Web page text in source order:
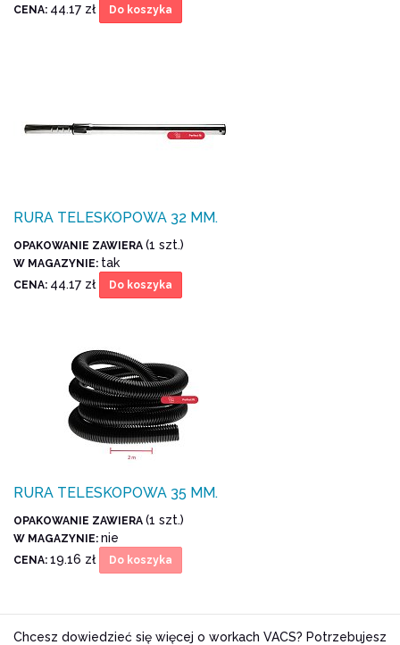
CENA: 44.17 zł Do koszyka
RURA TELESKOPOWA 32 MM.
OPAKOWANIE ZAWIERA (1 szt.)
W MAGAZYNIE: tak
CENA: 44.17 zł Do koszyka
RURA TELESKOPOWA 35 MM.
OPAKOWANIE ZAWIERA (1 szt.)
W MAGAZYNIE: nie
CENA: 19.16 zł Do koszyka
Chcesz dowiedzieć się więcej o workach VACS? Potrzebujesz